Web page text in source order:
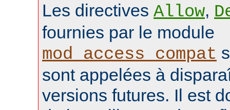
Les directives Allow,
fournies par le module
mod_access_compat
sont appelées à
versions futures. Il est